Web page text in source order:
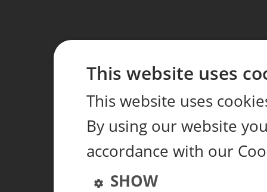
This website uses
This website uses
By using our website
accordance with our
SHOW